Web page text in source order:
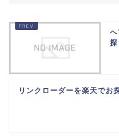
リンクローダーを楽天でお